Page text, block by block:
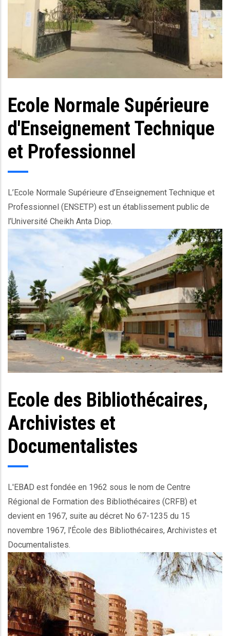
Ecole Normale Supérieure
d'Enseignement Technique
et Professionnel
Body
L’Ecole Normale Supérieure d’Enseignement Technique et
Professionnel (ENSETP) est un établissement public de
l’Université Cheikh Anta Diop.
Ec_image
Ecole des Bibliothécaires,
Archivistes et
Documentalistes
Body
L'EBAD est fondée en 1962 sous le nom de Centre
Régional de Formation des Bibliothécaires (CRFB) et
devient en 1967, suite au décret No 67-1235 du 15
novembre 1967, l'École des Bibliothécaires, Archivistes et
Documentalistes.
Ec_image